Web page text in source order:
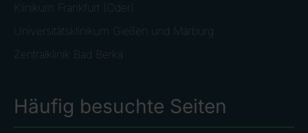
Klinikum Frankfurt (Oder)
Universitätsklinikum Gießen und Marburg
Zentralklinik Bad Berka
Häufig besuchte Seiten